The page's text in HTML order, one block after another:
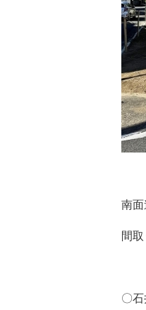
南面
間
〇